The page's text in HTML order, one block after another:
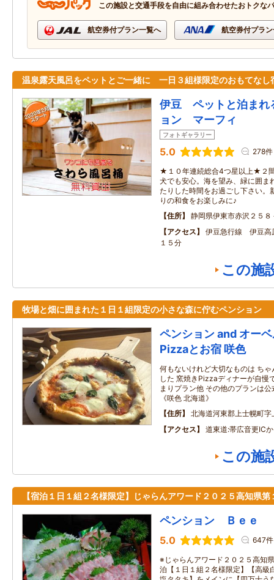
この施設と交通手段を自由に組み合わせたおトクな
航空券付プラン一覧へ 航空券付プラ
温泉露天風呂をペットとご一緒に 一日３組様限定のおもてなし
伊豆 ペットと泊ま
ョン マーフィ
フォトギャラリー
5.0 278件
★１０年連続総合4つ星以上★２
犬でも安心。海を望み、緑に囲ま
たりした時間をお過ごし下さい。
りの和食をお楽しみに♪
住所
静岡県伊東市赤沢２５８
アクセス
伊豆急行線 伊豆
１５分
この施
牧場と畑に囲まれた１日１組限定の小さな森に佇むペンション
ペンション and オー
Pizzaとお宿 咲色
何もないけれど大切なものは ち
した 窯焼きPizzaディナーが自慢
まりプラン他 その他のプランは
《咲色 北海道》
住所
北海道河東郡上士幌町
アクセス
道東道:帯広音更IC
この施
【宿泊１日１組２名様限定】じゃらんアワード２０２５高知県第
ペンション Ｂｅｅ
5.0 647件
※じゃらんアワード２０２５高知
泊【１日１組２名様限定】【高級